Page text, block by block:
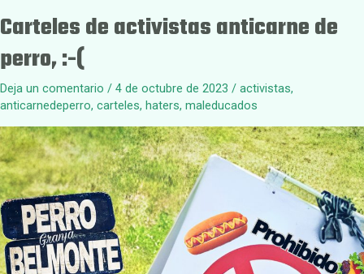
Carteles de activistas anticarne de
perro, :-(
Deja un comentario / 4 de octubre de 2023 / activistas,
anticarnedeperro, carteles, haters, maleducados